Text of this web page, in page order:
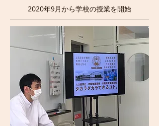
2020年9月から学校の授業を開始